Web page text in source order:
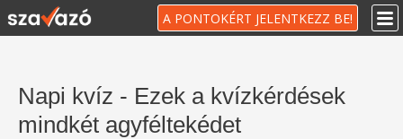
A PONTOKÉRT JELENTKEZZ BE!
Napi kvíz - Ezek a kvízkérdések
mindkét agyféltekédet